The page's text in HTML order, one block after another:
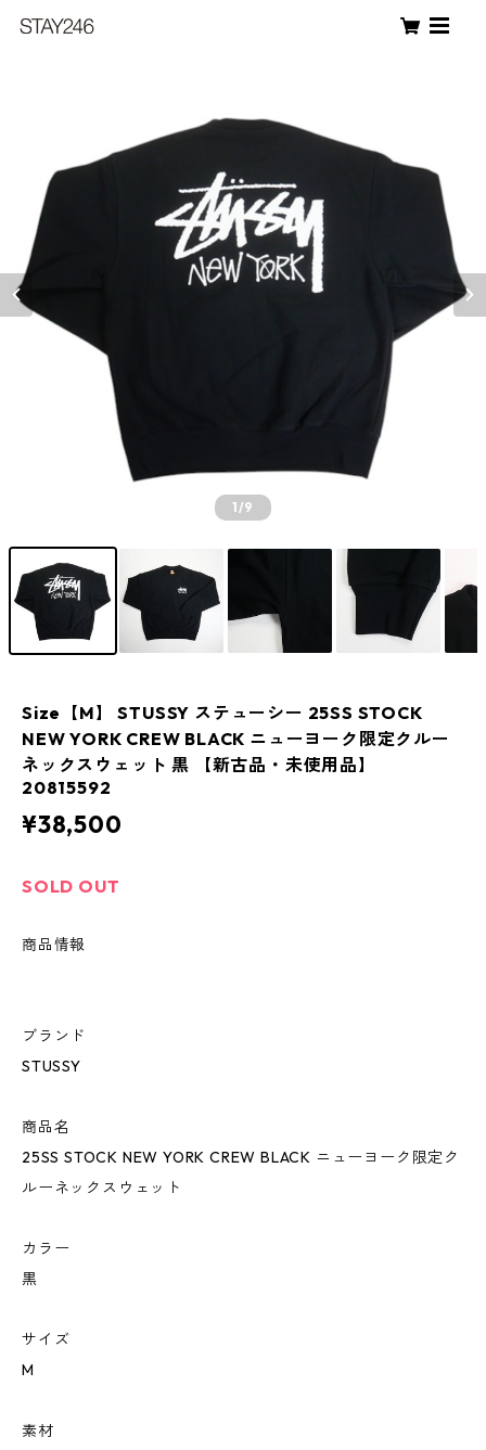
1/9
Size【M】 STUSSY ステューシー 25SS STOCK
NEW YORK CREW BLACK ニューヨーク限定クルー
ネックスウェット 黒 【新古品・未使用品】
20815592
¥38,500
SOLD OUT
商品情報
ブランド
STUSSY
商品名
25SS STOCK NEW YORK CREW BLACK ニューヨーク限定ク
ルーネックスウェット
カラー
黒
サイズ
M
素材